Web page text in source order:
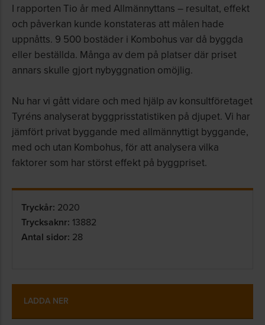
I rapporten Tio år med Allmännyttans – resultat, effekt
och påverkan kunde konstateras att målen hade
uppnåtts. 9 500 bostäder i Kombohus var då byggda
eller beställda. Många av dem på platser där priset
annars skulle gjort nybyggnation omöjlig.
Nu har vi gått vidare och med hjälp av konsultföretaget
Tyréns analyserat byggprisstatistiken på djupet. Vi har
jämfört privat byggande med allmännyttigt byggande,
med och utan Kombohus, för att analysera vilka
faktorer som har störst effekt på byggpriset.
Tryckår: 2020
Trycksaknr: 13882
Antal sidor: 28
LADDA NER